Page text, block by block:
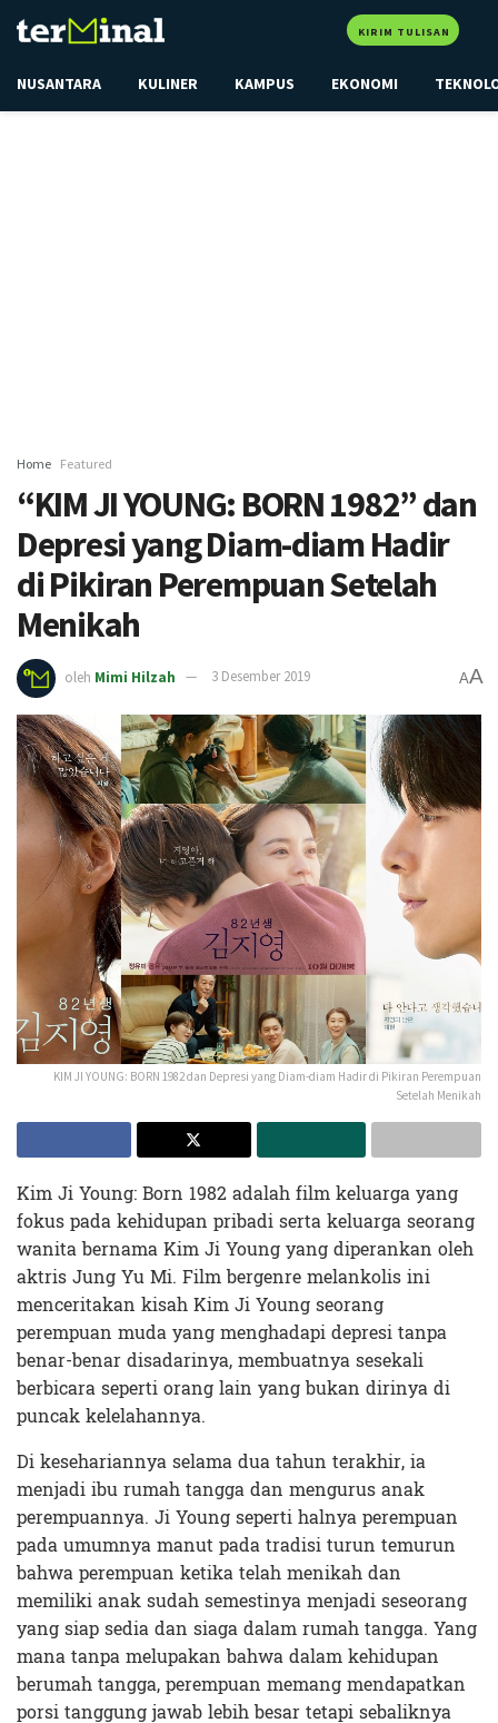
KIRIM TULISAN
NUSANTARA KULINER KAMPUS EKONOMI
Home Featured
“KIM JI YOUNG: BORN 1982” dan
Depresi yang Diam-diam Hadir
di Pikiran Perempuan Setelah
Menikah
oleh Mimi Hilzah 3 Desember 2019 AA
KIM JI YOUNG: BORN 1982 dan Depresi yang Diam-diam Hadir di Pikiran Perempuan
Setelah Menikah
Kim Ji Young: Born 1982 adalah film keluarga yang
fokus pada kehidupan pribadi serta keluarga seorang
wanita bernama Kim Ji Young yang diperankan oleh
aktris Jung Yu Mi. Film bergenre melankolis ini
menceritakan kisah Kim Ji Young seorang
perempuan muda yang menghadapi depresi tanpa
benar-benar disadarinya, membuatnya sesekali
berbicara seperti orang lain yang bukan dirinya di
puncak kelelahannya.
Di kesehariannya selama dua tahun terakhir, ia
menjadi ibu rumah tangga dan mengurus anak
perempuannya. Ji Young seperti halnya perempuan
pada umumnya manut pada tradisi turun temurun
bahwa perempuan ketika telah menikah dan
memiliki anak sudah semestinya menjadi seseorang
yang siap sedia dan siaga dalam rumah tangga. Yang
mana tanpa melupakan bahwa dalam kehidupan
berumah tangga, perempuan memang mendapatkan
porsi tanggung jawab lebih besar tetapi sebaliknya